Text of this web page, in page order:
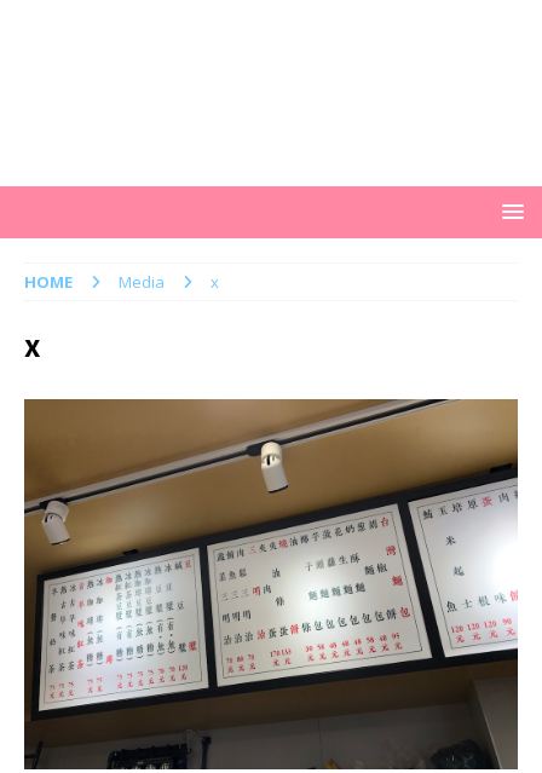
HOME Media x
x